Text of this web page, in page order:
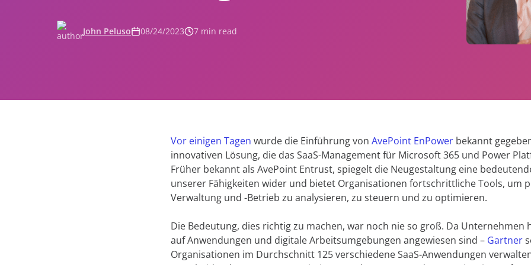
Sicherer Datenschutz für
Geschäftskontinuität
Inhalten
Storage Optimization
Modernes
MaivenPoint
AvePoint EnPower
Robuste
Cloud Governance
Microsoft Cloud-Lizenzen
Zentralisierter Hub für die
Zusammenarbeit
Analystenberichte
Alle
John Peluso 08/24/2023 7 min read
Vor einigen Tagen wurde die Einführung von AvePoint EnPower bekannt
innovativen Lösung, die das SaaS-Management für Microsoft 365 und Power
Früher bekannt als AvePoint Entrust, spiegelt die Neugestaltung eine
unserer Fähigkeiten wider und bietet Organisationen fortschrittliche Tools, um
Verwaltung und -Betrieb zu analysieren, zu steuern und zu optimieren.
Die Bedeutung, dies richtig zu machen, war noch nie so groß. Da Unternehmen
auf Anwendungen und digitale Arbeitsumgebungen angewiesen sind – Gartner
Organisationen im Durchschnitt 125 verschiedene SaaS-Anwendungen